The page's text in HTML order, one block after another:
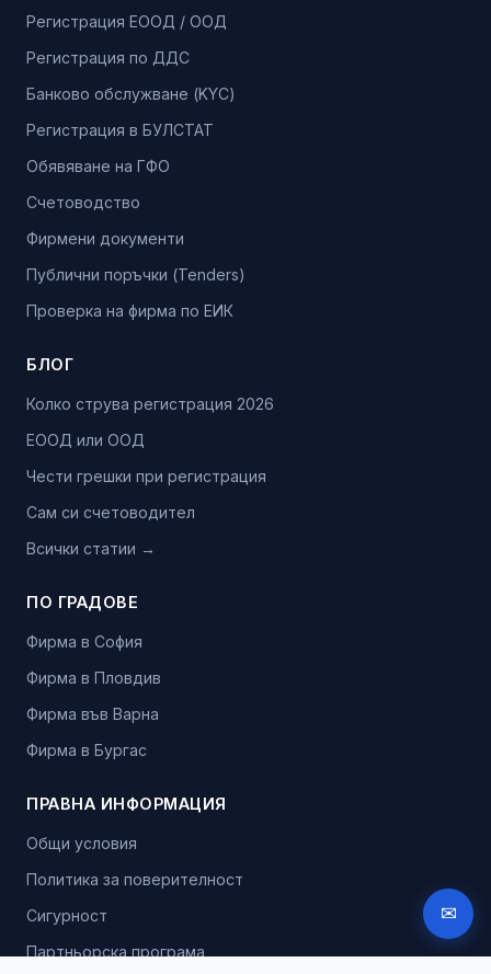
Регистрация ЕООД / ООД
Регистрация по ДДС
Банково обслужване (KYC)
Регистрация в БУЛСТАТ
Обявяване на ГФО
Счетоводство
Фирмени документи
Публични поръчки (Tenders)
Проверка на фирма по ЕИК
БЛОГ
Колко струва регистрация 2026
ЕООД или ООД
Чести грешки при регистрация
Сам си счетоводител
Всички статии →
ПО ГРАДОВЕ
Фирма в София
Фирма в Пловдив
Фирма във Варна
Фирма в Бургас
ПРАВНА ИНФОРМАЦИЯ
Общи условия
Политика за поверителност
Сигурност
Партньорска програма
✉